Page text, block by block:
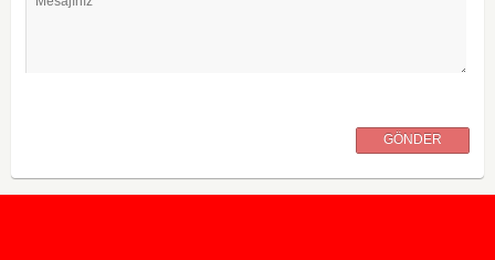
GÖNDER